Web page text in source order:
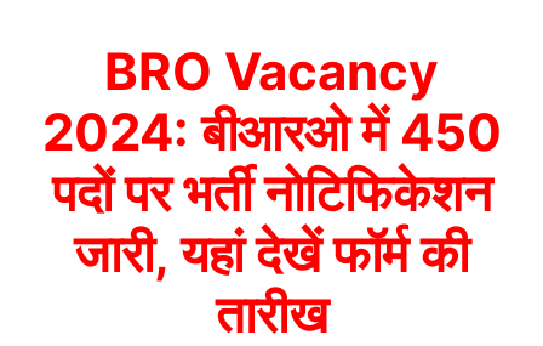
BRO Vacancy
2024: बीआरओ में 450
पदों पर भर्ती नोटिफिकेशन
जारी, यहां देखें फॉर्म की
तारीख